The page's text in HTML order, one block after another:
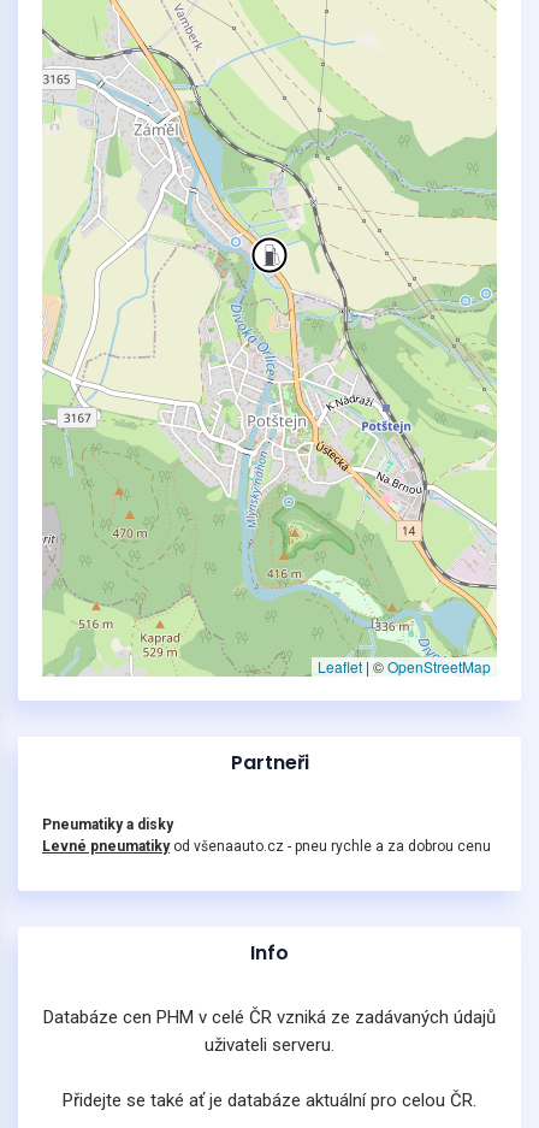
Leaflet | ©OpenStreetMap
Partneři
Pneumatiky a disky
Levné pneumatikyod všenaauto.cz - pneu rychle a za dobrou cenu
Info
Databáze cen PHM v celé ČR vzniká ze zadávaných údajů
uživateli serveru.
Přidejte se také ať je databáze aktuální pro celou ČR.